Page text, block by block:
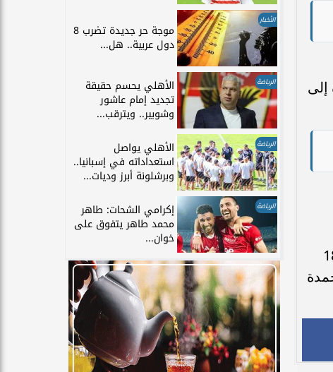
إلى
اللحم الجملي 180
المجمدة
الأخبار
موجة حر جديدة تضرب 8
دول عربية.. هل...
الرياضة الأهلي يحسم حقيقة
تجديد إمام عاشور
وشوبير.. ويترقب...
الرياضة الأهلي يواصل
استعداداته في إسبانيا..
وبرشلونة أبرز وديات...
الرياضة إكرامي الشحات: طاهر
محمد طاهر يتفوق على
خوان...